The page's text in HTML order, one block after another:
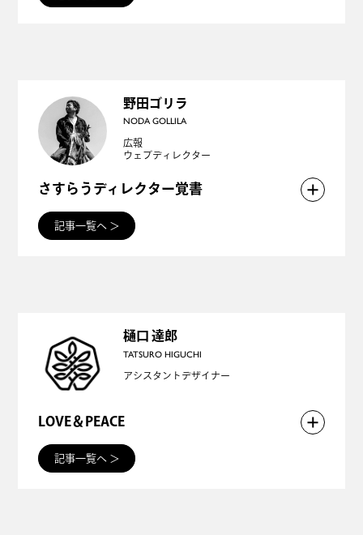
るのか、じわじわ掘り下げていきます！
じみ。そんなデザイナー歴5年目の青二才の僕がデザ
インとの遭遇によって世界が広がる日常を綴ってい
ます。デザインをより身近に感じられる。そんな記
事です！
野田ゴリラ
NODA GOLLILA
広報
ウェブディレクター
さすらうディレクター覚書
「あ！こいつここにもいるぞ！」と思われた方。
いただいてます。
業界をさすらい、日々情報を仕入れ、思考し醸成し
た面白記事をお届けします！
記事一覧へ ＞
樋口 達郎
TATSURO HIGUCHI
アシスタントデザイナー
LOVE＆PEACE
戦争や争いごとが絶えないこの世界で、デザインの
記事一覧へ ＞